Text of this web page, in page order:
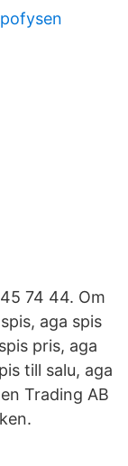
74 44. Om
aga spis
pris, aga
till salu, aga
Trading AB